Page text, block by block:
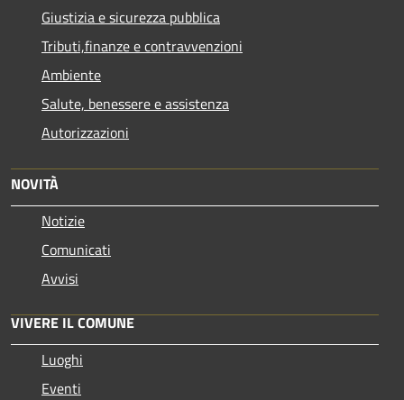
Giustizia e sicurezza pubblica
Tributi,finanze e contravvenzioni
Ambiente
Salute, benessere e assistenza
Autorizzazioni
NOVITÀ
Notizie
Comunicati
Avvisi
VIVERE IL COMUNE
Luoghi
Eventi